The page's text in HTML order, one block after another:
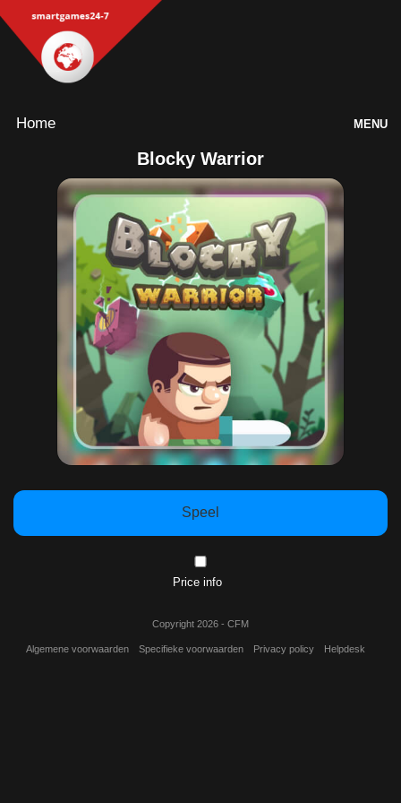
Home MENU
Blocky Warrior
Speel
Price info
Copyright 2026 - CFM
Algemene voorwaarden Specifieke voorwaarden Privacy policy Helpdesk